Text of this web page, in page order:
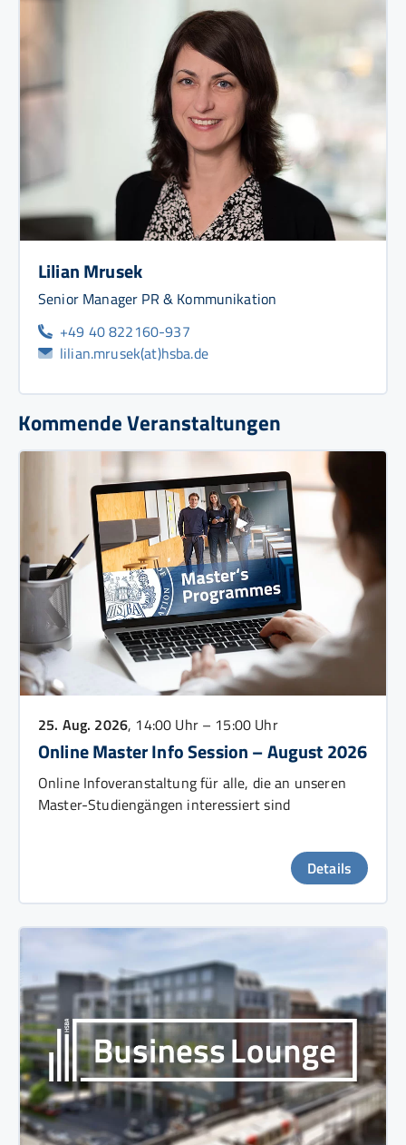
Lilian Mrusek
Senior Manager PR & Kommunikation
+49 40 822160-937
lilian.mrusek(at)hsba.de
Kommende Veranstaltungen
25. Aug. 2026, 14:00 Uhr – 15:00 Uhr
Online Master Info Session – August 2026
Online Infoveranstaltung für alle, die an unseren
Master-Studiengängen interessiert sind
Details